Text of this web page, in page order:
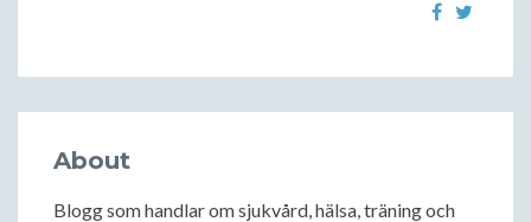
About
Blogg som handlar om sjukvård, hälsa, träning och